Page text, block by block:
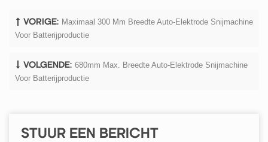
VORIGE: Maximaal 300 Mm Breedte Auto-Elektrode Snijmachine
Voor Batterijproductie
VOLGENDE: 680mm Max. Breedte Auto-Elektrode Snijmachine
Voor Batterijproductie
STUUR EEN BERICHT